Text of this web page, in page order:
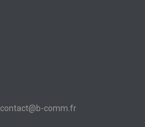
contact@b-comm.fr